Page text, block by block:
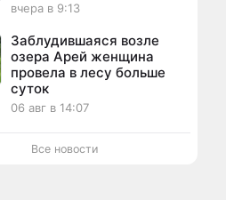
вчера в 9:13
Заблудившаяся возле
озера Арей женщина
провела в лесу больше
суток
06 авг в 14:07
Все новости